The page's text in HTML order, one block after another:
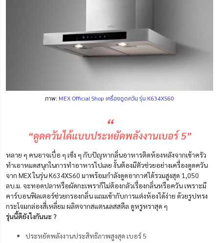
ภาพ: MEX Official Shop เครื่องดูดควัน รุ่น K634XS60
“
“ดูดควันได้แบบประหยัดพลังงานเบอร์ 5”
หลาย ๆ คนอาจเบื่อ ๆ เซ็ง ๆ กับปัญหากลิ่นอาหารติดห้องหลังจากเข้าครัว
ทำเอาหมดสนุกในการทำอาหารไปเลย งั้นต้องมีตัวช่วยอย่างเครื่องดูดควัน
จาก MEX ในรุ่น K634XS60 มาพร้อมกำลังดูดอากาศได้รวมสูงสุด 1,050
ลบ.ม. จะทอดปลาหรือผัดกะเพราก็ไม่ต้องกลัวเรื่องกลิ่นหรือควัน เพราะมี
คาร์บอนฟิลเตอร์ช่วยกรองกลิ่น แถมเข้ากับการแต่งห้องได้ง่าย ด้วยรูปทรง
กระโจมกล่องสี่เหลี่ยม ผลิตจากสแตนเลสสตีล ดูหรูหราสุด ๆ
รุ่นนี้ดียังไงกันนะ ?
ประหยัดพลังงานประสิทธิภาพสูงสุด เบอร์ 5